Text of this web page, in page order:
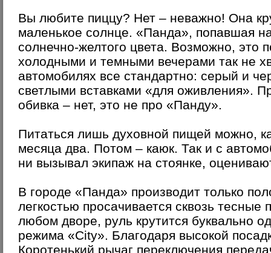
Вы любите пиццу? Нет – неважно! Она
маленькое солнце. «Панда», попавшая
солнечно-желтого цвета. Возможно, это
холодными и темными вечерами так не
автомобилях все стандартно: серый и
светлыми вставками «для оживления».
обивка – нет, это не про «Панду».
Питаться лишь духовной пищей можно,
месяца два. Потом – каюк. Так и с
ни вызывал экипаж на стоянке,
В городе «Панда» производит только
легкостью просачивается сквозь тесные
любом дворе, руль крутится буквально
режима «City». Благодаря высокой
Коротенький рычаг переключения